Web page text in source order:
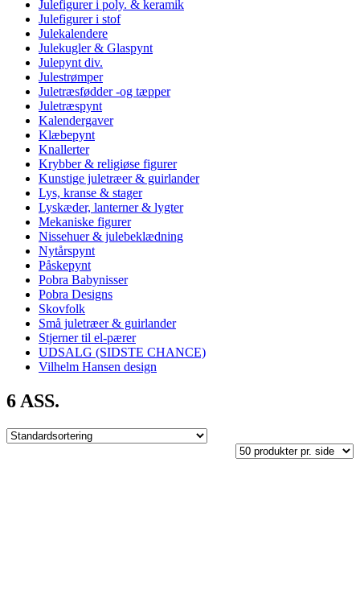
Julefigurer i poly. & keramik
Julefigurer i stof
Julekalendere
Julekugler & Glaspynt
Julepynt div.
Julestrømper
Juletræsfødder -og tæpper
Juletræspynt
Kalendergaver
Klæbepynt
Knallerter
Krybber & religiøse figurer
Kunstige juletræer & guirlander
Lys, kranse & stager
Lyskæder, lanterner & lygter
Mekaniske figurer
Nissehuer & julebeklædning
Nytårspynt
Påskepynt
Pobra Babynisser
Pobra Designs
Skovfolk
Små juletræer & guirlander
Stjerner til el-pærer
UDSALG (SIDSTE CHANCE)
Vilhelm Hansen design
6 ASS.